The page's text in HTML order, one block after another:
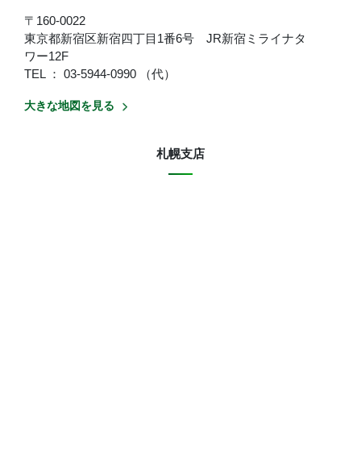
〒160-0022
東京都新宿区新宿四丁目1番6号 JR新宿ミライナタ
ワー12F
TEL ： 03-5944-0990 （代）
大きな地図を見る
札幌支店